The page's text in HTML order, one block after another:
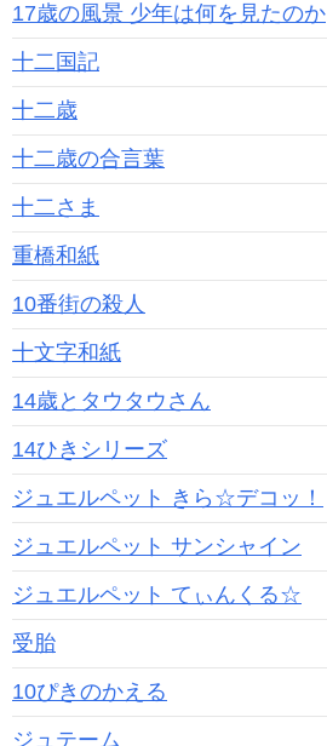
17歳の風景 少年は何を見たのか
十二国記
十二歳
十二歳の合言葉
十二さま
重橋和紙
10番街の殺人
十文字和紙
14歳とタウタウさん
14ひきシリーズ
ジュエルペット きら☆デコッ！
ジュエルペット サンシャイン
ジュエルペット てぃんくる☆
受胎
10ぴきのかえる
ジュテーム